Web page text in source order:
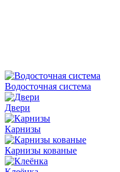
Водосточная система
Двери
Карнизы
Карнизы кованые